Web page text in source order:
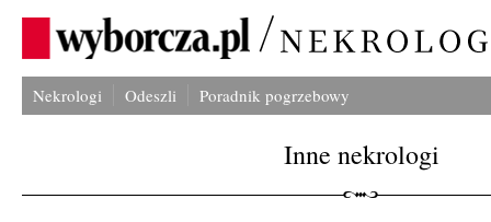
Nekrologi Odeszli Poradnik pogrzebowy
Inne nekrologi